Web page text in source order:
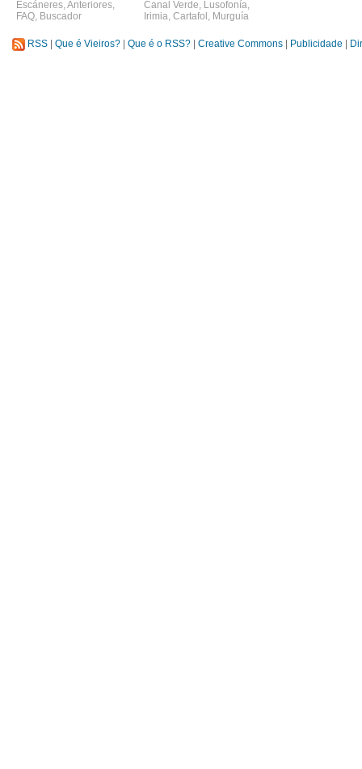
Escáneres,Anteriores,
FAQ, Buscador
Canal Verde, Lusofonía,
Irimia, Cartafol , Murguía
RSS Que é Vieiros? Que é o RSS? Creative Commons Publicidade